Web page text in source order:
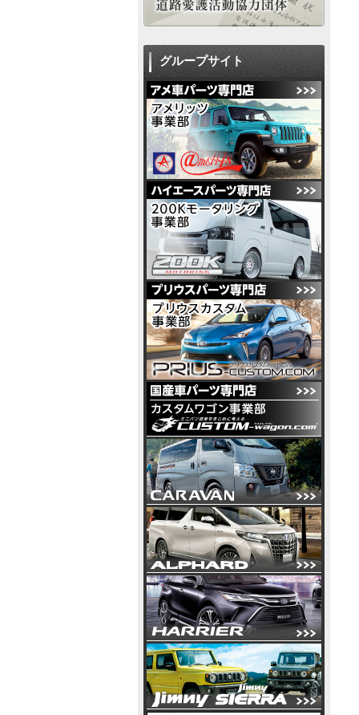
グループサイト